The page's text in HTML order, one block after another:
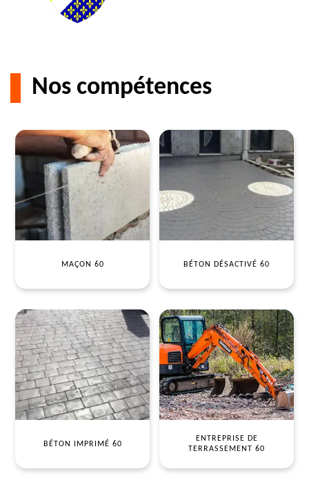
Nos compétences
MAÇON 60 BÉTON DÉSACTIVÉ 60
BÉTON IMPRIMÉ 60
ENTREPRISE DE
TERRASSEMENT 60